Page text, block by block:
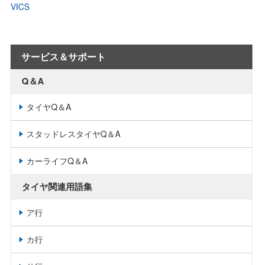
VICS
サービス＆サポート
Q＆A
タイヤQ＆A
スタッドレスタイヤQ＆A
カーライフQ＆A
タイヤ関連用語集
ア行
カ行